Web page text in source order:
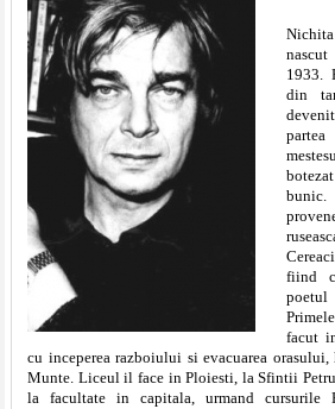
1933.
din
fiind
poetul
facut
cu inceperea razboiului si evacuarea
Munte. Liceul il face in Ploiesti, la Sfintii Petru
la facultate in capitala, urmand cursurile